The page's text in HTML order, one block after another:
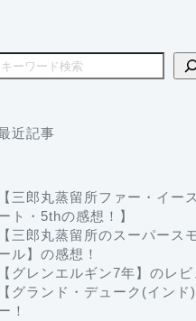
近記事
【三郎丸蒸留所ファー・イー
ト・5thの感想！】
【三郎丸蒸留所のスーパース
ル】の感想！
【グレンエルギン7年】のレビ
【グランド・デューク(インド
！